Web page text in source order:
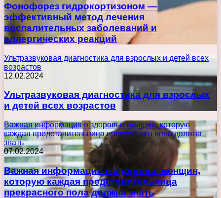
Фонофорез гидрокортизоном —
эффективный метод лечения
воспалительных заболеваний и
аллергических реакций
Ультразвуковая диагностика для взрослых и детей всех
возрастов
12.02.2024
Ультразвуковая диагностика для взрослых
и детей всех возрастов
Важная информация о здоровье женщин, которую
каждая представительница прекрасного пола должна
знать
07.02.2024
Важная информация о здоровье женщин,
которую каждая представительница
прекрасного пола должна знать